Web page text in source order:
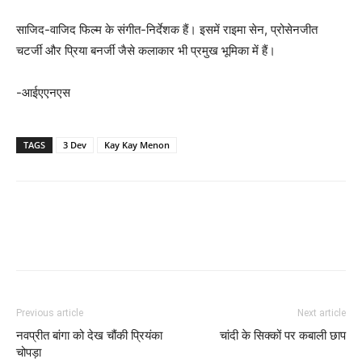
साजिद-वाजिद फिल्म के संगीत-निर्देशक हैं। इसमें राइमा सेन, प्रोसेनजीत
चटर्जी और प्रिया बनर्जी जैसे कलाकार भी प्रमुख भूमिका में हैं।
-आईएएनएस
TAGS 3 Dev Kay Kay Menon
Previous article
नवप्रीत बांगा को देख चौंकी प्रियंका
चोपड़ा
Next article
चांदी के सिक्‍कों पर कबाली छाप